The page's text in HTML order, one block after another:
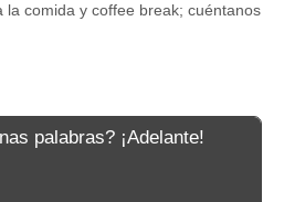
la comida y coffee break; cuéntanos